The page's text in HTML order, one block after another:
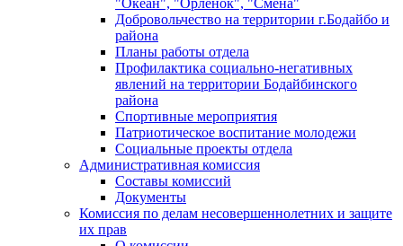
"Океан", "Орленок", "Смена"
Добровольчество на территории г.Бодайбо и
района
Планы работы отдела
Профилактика социально-негативных
явлений на территории Бодайбинского
района
Спортивные мероприятия
Патриотическое воспитание молодежи
Социальные проекты отдела
Административная комиссия
Составы комиссий
Документы
Комиссия по делам несовершеннолетних и защите
их прав